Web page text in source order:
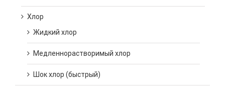
Хлор
Жидкий хлор
Медленнорастворимый хлор
Шок хлор (быстрый)